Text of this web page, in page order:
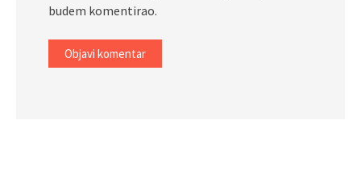
budem komentirao.